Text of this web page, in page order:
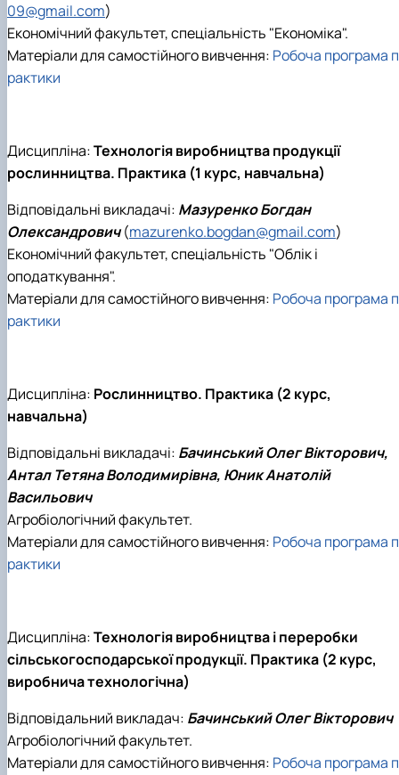
09@gmail.com)
Економічний факультет, спеціальність "Економіка".
Матеріали для самостійного вивчення: Робоча програма п
рактики
Дисципліна:Технологія виробництва продукції
рослинництва. Практика (1 курс, навчальна)
Відповідальні викладачі: Мазуренко Богдан
Олександрович(mazurenko.bogdan@gmail.com)
Економічний факультет, спеціальність "Облік і
оподаткування".
Матеріали для самостійного вивчення: Робоча програма п
рактики
Дисципліна: Рослинництво. Практика (2 курс,
навчальна)
Відповідальні викладачі: Бачинський Олег Вікторович,
Антал Тетяна Володимирівна, Юник Анатолій
Васильович
Агробіологічний факультет.
Матеріали для самостійного вивчення: Робоча програма п
рактики
Дисципліна:Технологія виробництва і переробки
сільськогосподарської продукції. Практика (2 курс,
виробнича технологічна)
Відповідальний викладач: Бачинський Олег Вікторович
Агробіологічний факультет.
Матеріали для самостійного вивчення: Робоча програма п